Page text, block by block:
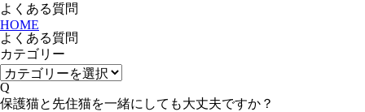
よくある質問
HOME
よくある質問
カテゴリー
Q
保護猫と先住猫を一緒にしても大丈夫ですか？